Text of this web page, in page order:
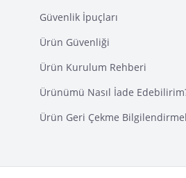
Güvenlik İpuçları
Ürün Güvenliği
Ürün Kurulum Rehberi
Ürünümü Nasıl İade
Ürün Geri Çekme